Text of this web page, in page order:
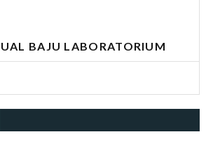
BAJU LABORATORIUM